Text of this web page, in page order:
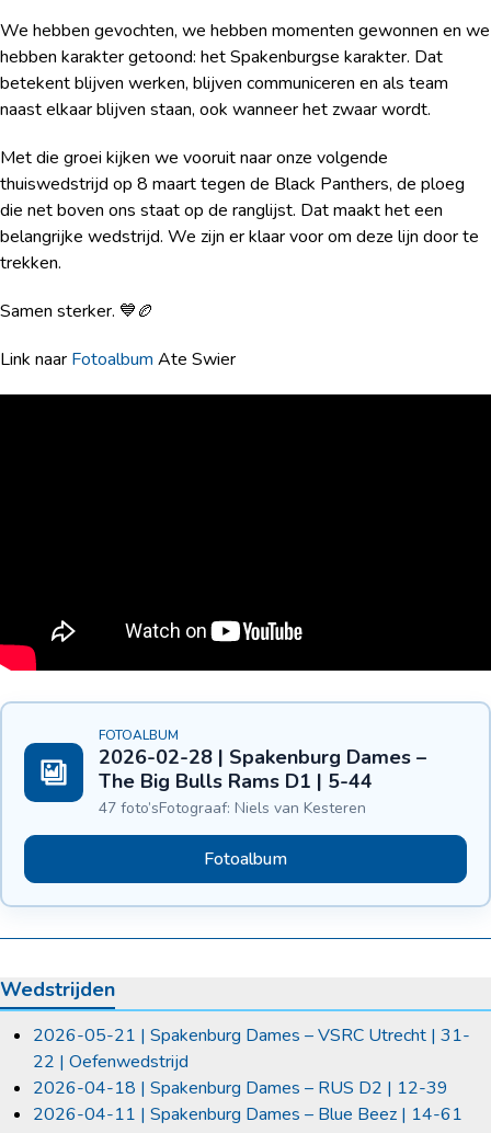
We hebben gevochten, we hebben momenten gewonnen en we
hebben karakter getoond: het Spakenburgse karakter. Dat
betekent blijven werken, blijven communiceren en als team
naast elkaar blijven staan, ook wanneer het zwaar wordt.
Met die groei kijken we vooruit naar onze volgende
thuiswedstrijd op 8 maart tegen de Black Panthers, de ploeg
die net boven ons staat op de ranglijst. Dat maakt het een
belangrijke wedstrijd. We zijn er klaar voor om deze lijn door te
trekken.
Samen sterker. 💙🏉
Link naar Fotoalbum Ate Swier
FOTOALBUM
2026-02-28 | Spakenburg Dames –
The Big Bulls Rams D1 | 5-44
47 foto’sFotograaf: Niels van Kesteren
Fotoalbum
Wedstrijden
2026-05-21 | Spakenburg Dames – VSRC Utrecht | 31-
22 | Oefenwedstrijd
2026-04-18 | Spakenburg Dames – RUS D2 | 12-39
2026-04-11 | Spakenburg Dames – Blue Beez | 14-61